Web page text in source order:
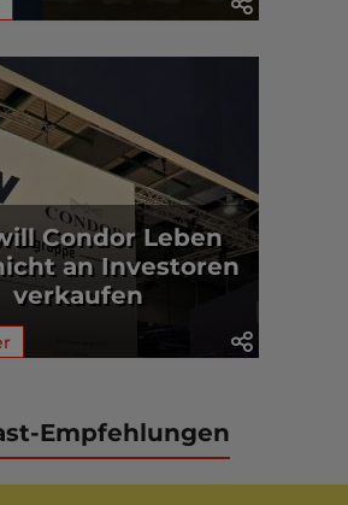
Condor Leben
an Investoren
verkaufen
Empfehlungen